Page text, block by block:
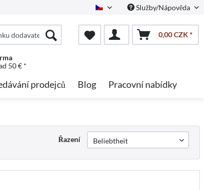
Czech Služby/Nápověda
0,00 CZK *
50 € *
prodejců Blog Pracovní nabídky
Řazení